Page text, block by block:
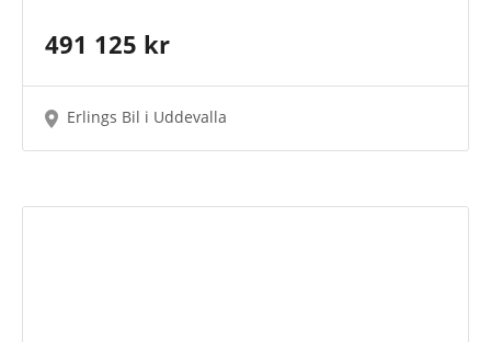
491 125 kr
Erlings Bil i Uddevalla